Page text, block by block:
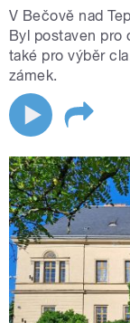
V Bečově nad
Byl postaven pro
také pro výběr
zámek.